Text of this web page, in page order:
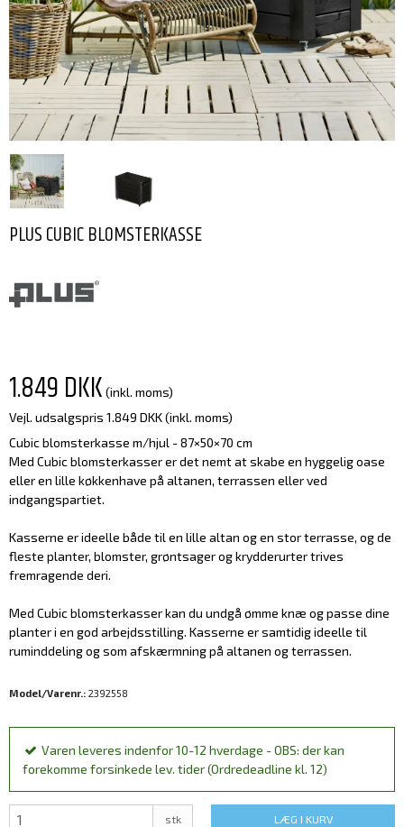
PLUS CUBIC BLOMSTERKASSE
1.849 DKK (inkl. moms)
Vejl. udsalgspris 1.849 DKK(inkl. moms)
Cubic blomsterkasse m/hjul - 87×50×70 cm
Med Cubic blomsterkasser er det nemt at skabe en hyggelig oase
eller en lille køkkenhave på altanen, terrassen eller ved
indgangspartiet.
Kasserne er ideelle både til en lille altan og en stor terrasse, og de
fleste planter, blomster, grøntsager og krydderurter trives
fremragende deri.
Med Cubic blomsterkasser kan du undgå ømme knæ og passe dine
planter i en god arbejdsstilling. Kasserne er samtidig ideelle til
ruminddeling og som afskærmning på altanen og terrassen.
Model/Varenr.: 2392558
Varen leveres indenfor 10-12 hverdage - OBS: der kan
forekomme forsinkede lev. tider (Ordredeadline kl. 12)
stk LÆG I KURV